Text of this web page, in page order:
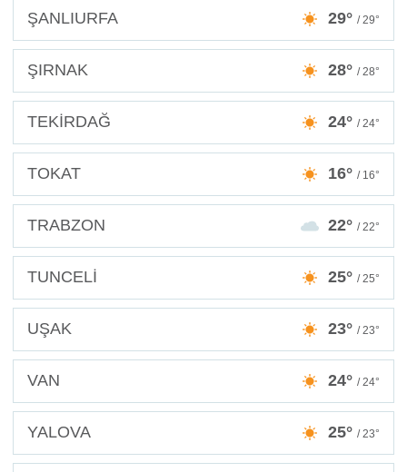
ŞANLIURFA 29° / 29°
ŞIRNAK 28° / 28°
TEKİRDAĞ 24° / 24°
TOKAT 16° / 16°
TRABZON 22° / 22°
TUNCELİ 25° / 25°
UŞAK 23° / 23°
VAN 24° / 24°
YALOVA 25° / 23°